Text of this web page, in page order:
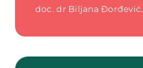
doc. dr Biljana Đorđević.